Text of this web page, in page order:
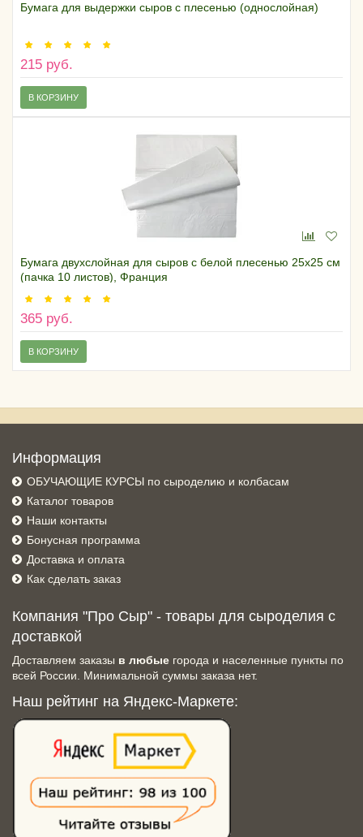
Бумага для выдержки сыров с плесенью (однослойная)
215 руб.
В КОРЗИНУ
Бумага двухслойная для сыров с белой плесенью 25х25 см
(пачка 10 листов), Франция
365 руб.
В КОРЗИНУ
Информация
ОБУЧАЮЩИЕ КУРСЫ по сыроделию и колбасам
Каталог товаров
Наши контакты
Бонусная программа
Доставка и оплата
Как сделать заказ
Компания "Про Сыр" - товары для сыроделия с
доставкой
Доставляем заказы в любые города и населенные пункты по
всей России. Минимальной суммы заказа нет.
Наш рейтинг на Яндекс-Маркете: